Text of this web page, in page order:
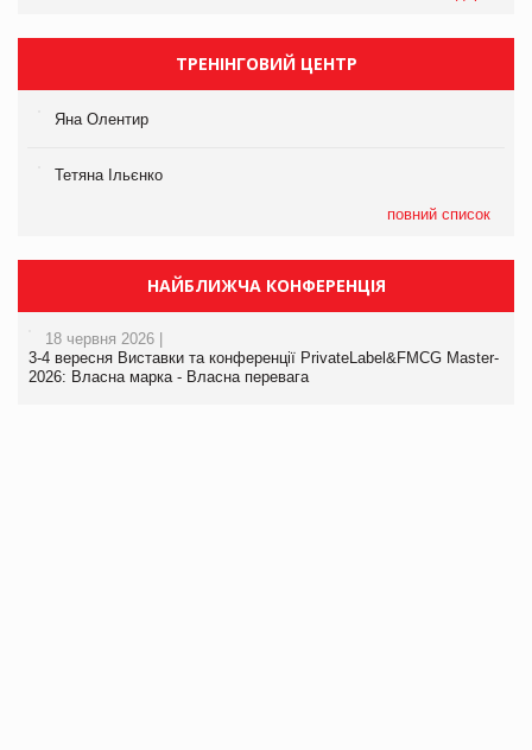
ТРЕНІНГОВИЙ ЦЕНТР
Яна Олентир
Тетяна Ільєнко
повний список
НАЙБЛИЖЧА КОНФЕРЕНЦІЯ
18 червня 2026 |
3-4 вересня Виставки та конференції PrivateLabel&FMCG Master-
2026: Власна марка - Власна перевага